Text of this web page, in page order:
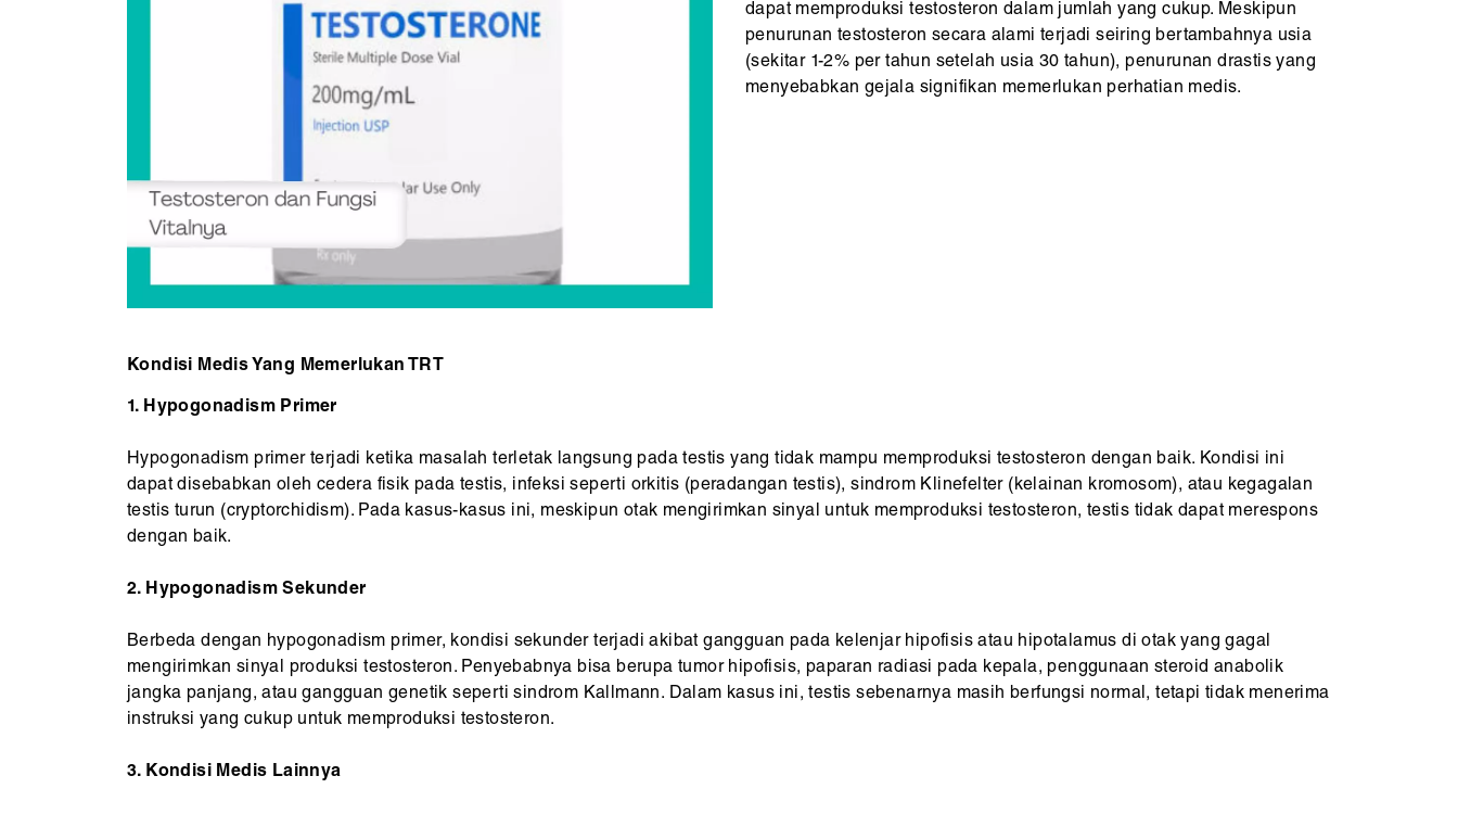
dapat memproduksi testosteron dalam jumlah yang cukup. Meskipun
penurunan testosteron secara alami terjadi seiring bertambahnya usia
(sekitar 1-2% per tahun setelah usia 30 tahun), penurunan drastis yang
menyebabkan gejala signifikan memerlukan perhatian medis.
Kondisi Medis Yang Memerlukan TRT
1. Hypogonadism Primer
Hypogonadism primer terjadi ketika masalah terletak langsung pada testis yang tidak mampu memproduksi testosteron dengan baik. Kondisi ini
dapat disebabkan oleh cedera fisik pada testis, infeksi seperti orkitis (peradangan testis), sindrom Klinefelter (kelainan kromosom), atau kegagalan
testis turun (cryptorchidism). Pada kasus-kasus ini, meskipun otak mengirimkan sinyal untuk memproduksi testosteron, testis tidak dapat merespons
dengan baik.
2. Hypogonadism Sekunder
Berbeda dengan hypogonadism primer, kondisi sekunder terjadi akibat gangguan pada kelenjar hipofisis atau hipotalamus di otak yang gagal
mengirimkan sinyal produksi testosteron. Penyebabnya bisa berupa tumor hipofisis, paparan radiasi pada kepala, penggunaan steroid anabolik
jangka panjang, atau gangguan genetik seperti sindrom Kallmann. Dalam kasus ini, testis sebenarnya masih berfungsi normal, tetapi tidak menerima
instruksi yang cukup untuk memproduksi testosteron.
3. Kondisi Medis Lainnya